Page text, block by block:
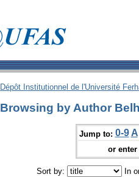
Dépôt Institutionnel de l'Université
Browsing by Author
Jump to: 0-9 A
or
Sort by: In